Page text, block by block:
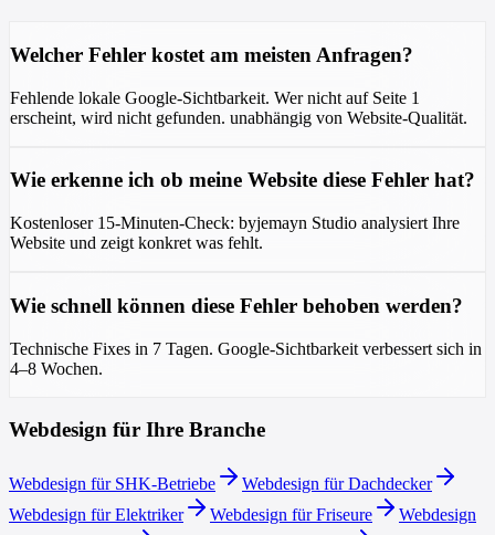
Welcher Fehler kostet am meisten Anfragen?
Fehlende lokale Google-Sichtbarkeit. Wer nicht auf Seite 1
erscheint, wird nicht gefunden. unabhängig von Website-Qualität.
Wie erkenne ich ob meine Website diese Fehler hat?
Kostenloser 15-Minuten-Check: byjemayn Studio analysiert Ihre
Website und zeigt konkret was fehlt.
Wie schnell können diese Fehler behoben werden?
Technische Fixes in 7 Tagen. Google-Sichtbarkeit verbessert sich in
4–8 Wochen.
Webdesign für Ihre Branche
Webdesign für SHK-Betriebe
Webdesign für Dachdecker
Webdesign für Elektriker
Webdesign für Friseure
Webdesign